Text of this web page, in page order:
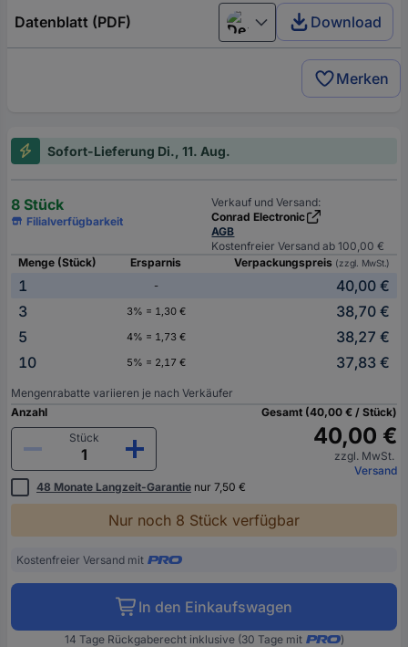
Datenblatt (PDF) Deutsch (Deutschland)
Download
Merken
Sofort-Lieferung Di., 11. Aug.
8 Stück
Filialverfügbarkeit
Verkauf und Versand:
Conrad Electronic
AGB
Kostenfreier Versand ab 100,00 €
Menge (Stück)
Ersparnis Verpackungspreis (zzgl. MwSt.)
1 -
40,00 €
3
3% = 1,30 €
38,70 €
5
4% = 1,73 €
38,27 €
10
5% = 2,17 € 37,83 €
Mengenrabatte variieren je nach Verkäufer
Anzahl
Stück
Gesamt (40,00 € / Stück)
40,00 €
zzgl. MwSt.
Versand
48 Monate Langzeit-Garantie nur 7,50 €
Nur noch 8 Stück verfügbar
Kostenfreier Versand mit
In den Einkaufswagen
14 Tage Rückgaberecht inklusive (30 Tage mit )